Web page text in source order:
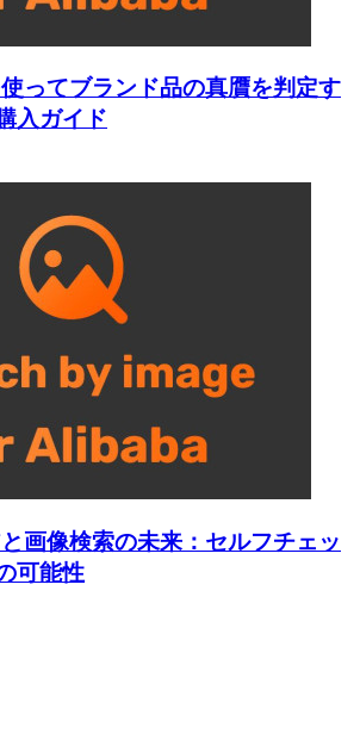
ってブランド品の真贋を判定す
入ガイド
画像検索の未来：セルフチェッ
可能性